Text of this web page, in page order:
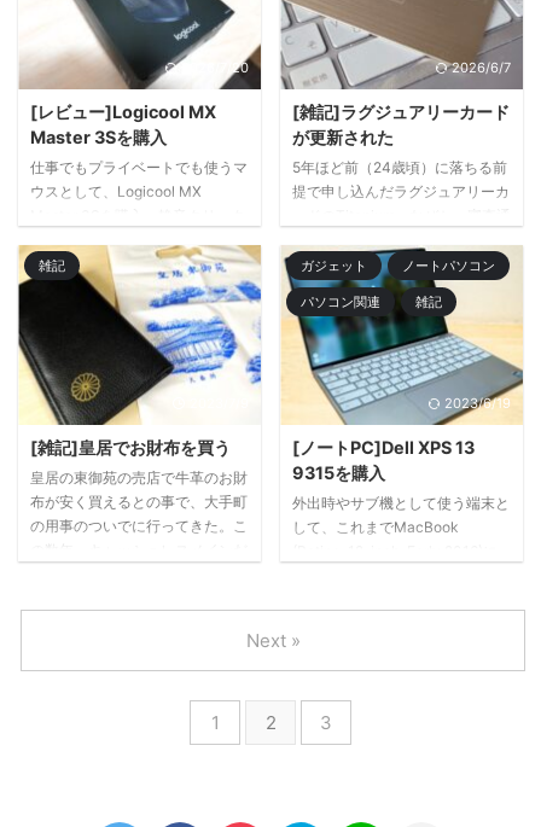
⚠ 注意事項 設定内容やプログラ
ムの内容は、用途・環境に応じて
適切なものが変わります。 各種
解を深め、壊れてもよい環境で十
分に検証してください。 なるべ
く正確に書くよう心掛けていま ...
めます。 ⚠ 注意事項 設定内容や
プログラムの内容は、用途・環境
に応じて適切なものが変わりま
いてよく理解を深め、壊れてもよ
い環境で十分に検証してくださ
い。 なるべく正確に書くよう心
掛けていますが、本投稿内容を実
2026/7/20
[レビュー]Logicool MX
Master 3Sを購入
仕事でもプライベートでも使うマ
ウスとして、Logicool MX
の切り替えなど、普段のパソコン
作業で便利なところをまとめまし
2026/6/7
[雑記]ラグジュアリーカード
が更新された
5年ほど前（24歳頃）に落ちる前
提で申し込んだラグジュアリーカ
るが折角なので持ち続けています
が５年経過して更新。転職直後で
毎日てんやわんやしてたり、新型
コロナウィルスとかもなくオフィ
ス出社が当たり前な生活だったが
この5年で大きく様変わりしたな
と。 これまで使っていた券面は
号などが印刷されちえましたが今
回の券面は縦型でスタイリッシュ
な感じに。カード番号は裏側に記
載されているので、クレカをブロ
雑記
[雑記]皇居でお財布を買う
皇居の東御苑の売店で牛革のお財
布が安く買えるとの事で、大手町
の用事のついでに行ってきた。こ
これで、1,500円。安い。そし
ードは4枚格納出来るので、保険
証・マイナカード・クレカ・キャ
ガジェット ノートパソコン
パソコン関連 雑記
2023/6/19
[ノートPC]Dell XPS 13
9315を購入
外出時やサブ機として使う端末と
して、これまでMacBook
ろそろ買い替え頃かなと。Macは
この１年ほど起動すらしていたい
ので、Windows端末で良さげな
のを物色してDellのXPS13を購
入。 ノートパソコンに求めるス
1 2 3
Next »